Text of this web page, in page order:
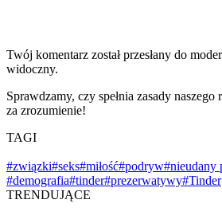
Twój komentarz został przesłany do
widoczny.
Sprawdzamy, czy spełnia zasady
za zrozumienie!
TAGI
#związki#seks#miłość#podryw#nieudany
#demografia#tinder#prezerwatywy#Tinder
TRENDUJĄCE